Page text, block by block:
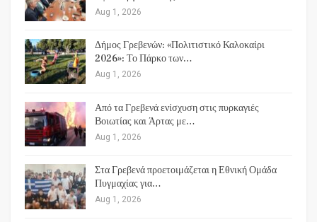
Aug 1, 2026
Δήμος Γρεβενών: «Πολιτιστικό Καλοκαίρι
2026»: Το Πάρκο των…
Aug 1, 2026
Από τα Γρεβενά ενίσχυση στις πυρκαγιές
Βοιωτίας και Άρτας με…
Aug 1, 2026
Στα Γρεβενά προετοιμάζεται η Εθνική Ομάδα
Πυγμαχίας για…
Aug 1, 2026